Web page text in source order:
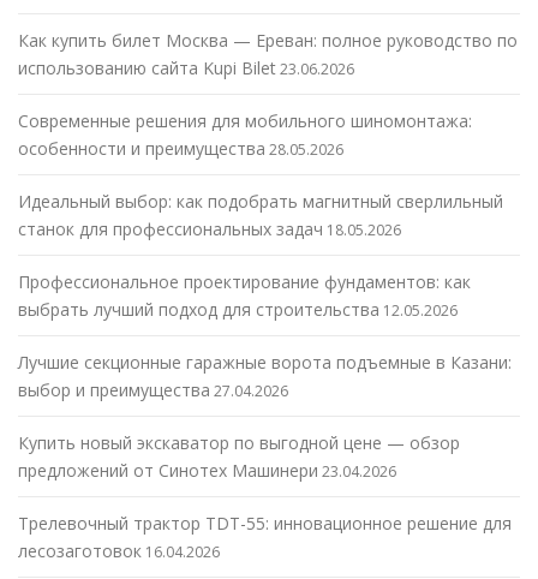
Как купить билет Москва — Ереван: полное руководство по
использованию сайта Kupi Bilet23.06.2026
Современные решения для мобильного шиномонтажа:
особенности и преимущества 28.05.2026
Идеальный выбор: как подобрать магнитный сверлильный
станок для профессиональных задач 18.05.2026
Профессиональное проектирование фундаментов: как
выбрать лучший подход для строительства 12.05.2026
Лучшие секционные гаражные ворота подъемные в Казани:
выбор и преимущества 27.04.2026
Купить новый экскаватор по выгодной цене — обзор
предложений от Синотех Машинери 23.04.2026
Трелевочный трактор TDT-55: инновационное решение для
лесозаготовок 16.04.2026